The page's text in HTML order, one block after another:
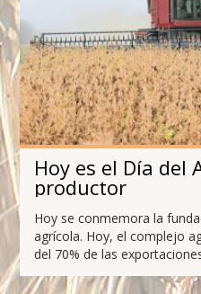
Hoy es el Día del
productor
Hoy se conmemora la
agrícola. Hoy, el complejo
del 70% de las